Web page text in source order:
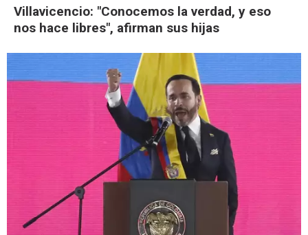
Villavicencio: "Conocemos la verdad, y eso
nos hace libres", afirman sus hijas